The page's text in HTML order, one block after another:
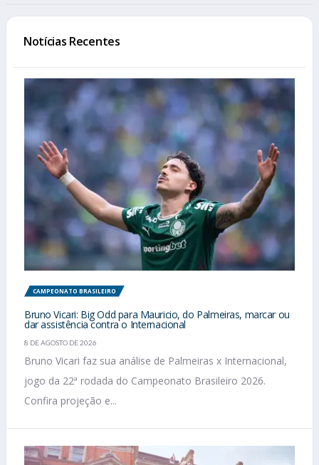
Notícias Recentes
CAMPEONATO BRASILEIRO
Bruno Vicari: Big Odd para Mauricio, do Palmeiras, marcar ou
dar assistência contra o Internacional
8 DE AGOSTO DE 2026
Bruno Vicari faz sua análise de Palmeiras x Internacional,
jogo da 22ª rodada do Campeonato Brasileiro 2026.
Confira projeção e...